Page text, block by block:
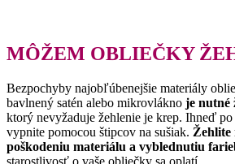
MÔŽEM OBLIEČKY
Bezpochyby najobľúbenejšie materiály
bavlnený satén alebo mikrovlákno je nutné
ktorý nevyžaduje žehlenie je krep. Ihneď
vypnite pomocou štipcov na sušiak. Žehlite
poškodeniu materiálu a vyblednutiu
starostlivosť o vaše obliečky sa oplatí.